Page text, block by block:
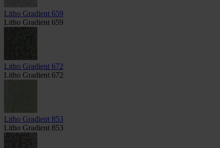
Litho Gradient 659
Litho Gradient 659
Litho Gradient 672
Litho Gradient 672
Litho Gradient 853
Litho Gradient 853